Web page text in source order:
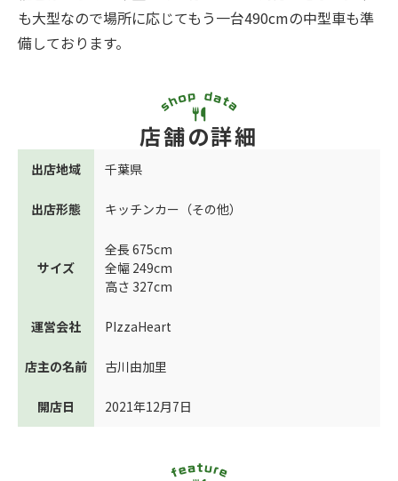
も大型なので場所に応じてもう一台490cmの中型車も準
備しております。
店舗の詳細
出店地域 千葉県
出店形態 キッチンカー（その他）
サイズ
全長 675cm
全幅 249cm
高さ 327cm
運営会社 PIzzaHeart
店主の名前 古川由加里
開店日 2021年12月7日